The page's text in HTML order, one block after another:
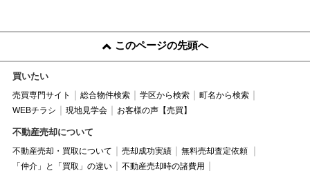
このページの先頭へ
買いたい
売買専門サイト 総合物件検索 学区から検索
町名から検索
WEBチラシ
現地見学会 お客様の声【売買】
不動産売却について
不動産売却・買取について 売却成功実績
無料売却査定依頼
「仲介」と「買取」の違い
不動産売却時の諸費用